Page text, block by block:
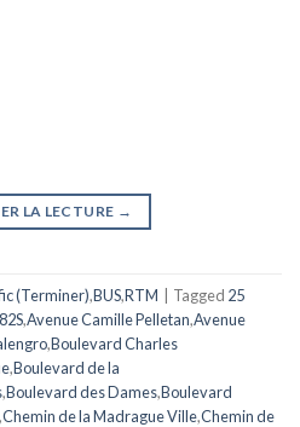
LA LECTURE →
(Terminer),BUS,RTM Tagged 25
82S,Avenue Camille Pelletan,Avenue
,Boulevard Charles
,Boulevard de la
,Boulevard des Dames,Boulevard
,Chemin de la Madrague Ville,Chemin de